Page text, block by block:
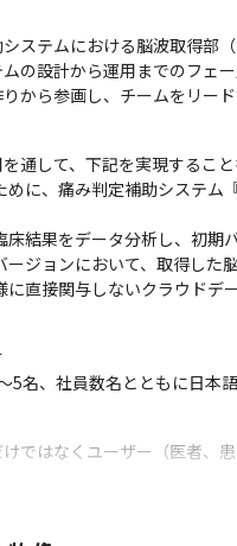
ステムにおける脳波取得部
の設計から運用までのフェ
から参画し、チームをリー
通して、下記を実現すること
めに、痛み判定補助システ
床結果をデータ分析し、初
ージョンにおいて、取得し
に直接関与しないクラウドデ
5名、社員数名とともに日
ではなくユーザー（医者
ますが、フェーズやスケジ